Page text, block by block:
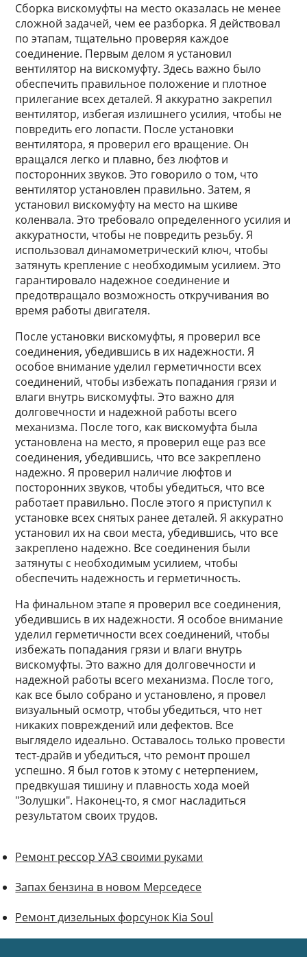
Сборка вискомуфты на место оказалась не менее
сложной задачей, чем ее разборка. Я действовал
по этапам, тщательно проверяя каждое
соединение. Первым делом я установил
вентилятор на вискомуфту. Здесь важно было
обеспечить правильное положение и плотное
прилегание всех деталей. Я аккуратно закрепил
вентилятор, избегая излишнего усилия, чтобы не
повредить его лопасти. После установки
вентилятора, я проверил его вращение. Он
вращался легко и плавно, без люфтов и
посторонних звуков. Это говорило о том, что
вентилятор установлен правильно. Затем, я
установил вискомуфту на место на шкиве
коленвала. Это требовало определенного усилия и
аккуратности, чтобы не повредить резьбу. Я
использовал динамометрический ключ, чтобы
затянуть крепление с необходимым усилием. Это
гарантировало надежное соединение и
предотвращало возможность откручивания во
время работы двигателя.
После установки вискомуфты, я проверил все
соединения, убедившись в их надежности. Я
особое внимание уделил герметичности всех
соединений, чтобы избежать попадания грязи и
влаги внутрь вискомуфты. Это важно для
долговечности и надежной работы всего
механизма. После того, как вискомуфта была
установлена на место, я проверил еще раз все
соединения, убедившись, что все закреплено
надежно. Я проверил наличие люфтов и
посторонних звуков, чтобы убедиться, что все
работает правильно. После этого я приступил к
установке всех снятых ранее деталей. Я аккуратно
установил их на свои места, убедившись, что все
закреплено надежно. Все соединения были
затянуты с необходимым усилием, чтобы
обеспечить надежность и герметичность.
На финальном этапе я проверил все соединения,
убедившись в их надежности. Я особое внимание
уделил герметичности всех соединений, чтобы
избежать попадания грязи и влаги внутрь
вискомуфты. Это важно для долговечности и
надежной работы всего механизма. После того,
как все было собрано и установлено, я провел
визуальный осмотр, чтобы убедиться, что нет
никаких повреждений или дефектов. Все
выглядело идеально. Оставалось только провести
тест-драйв и убедиться, что ремонт прошел
успешно. Я был готов к этому с нетерпением,
предвкушая тишину и плавность хода моей
"Золушки". Наконец-то, я смог насладиться
результатом своих трудов.
Ремонт рессор УАЗ своими руками
Запах бензина в новом Мерседесе
Ремонт дизельных форсунок Kia Soul